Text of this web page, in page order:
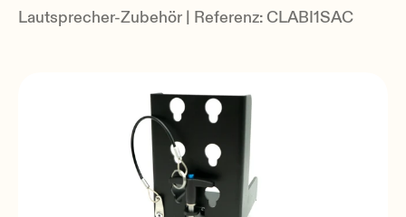
Über Ecler
Lautsprecher-Zubehör | Referenz: CLABI1SAC